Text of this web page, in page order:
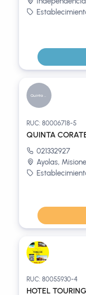
RUC: 80006718-5
QUINTA
021332927
Ayolas,
RUC: 80055930-4
HOTEL